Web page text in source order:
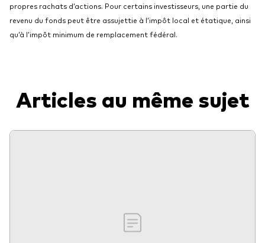
propres rachats d’actions. Pour certains investisseurs, une partie du
revenu du fonds peut être assujettie à l’impôt local et étatique, ainsi
qu’à l’impôt minimum de remplacement fédéral.
Articles au même sujet